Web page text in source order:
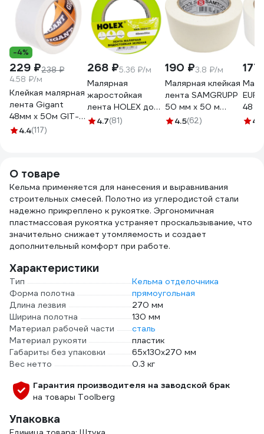
-4%
229 ₽238 ₽
4.58 ₽/м
Клейкая малярная
лента Gigant
48мм x 50м GIT-
254.4(117)
268 ₽5.36 ₽/м
Малярная
жаростойкая
лента HOLEX до
100С, зеленая,
4.7(81)
190 ₽3.8 ₽/м
Малярная клейкая
лента SAMGRUPP
50 мм х 50 м
SAMC-
4.5(62)
177
48
4.6
О товаре
Кельма применяется для нанесения и выравнивания
строительных смесей. Полотно из углеродистой стали
надежно прикреплено к рукоятке. Эргономичная
пластмассовая рукоятка устраняет проскальзывание, что
значительно снижает утомляемость и создает
дополнительный комфорт при работе.
Характеристики
Тип
Кельма отделочника
Форма полотна
прямоугольная
Длина лезвия
270 мм
Ширина полотна
130 мм
Материал рабочей части
сталь
Материал рукояти
пластик
Габариты без упаковки
65х130х270 мм
Вес нетто
0.3 кг
Гарантия производителя на заводской брак
на товары Toolberg
Упаковка